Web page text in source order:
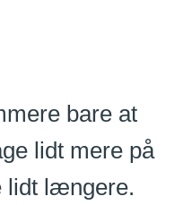
bare at
lidt mere på
lidt længere.